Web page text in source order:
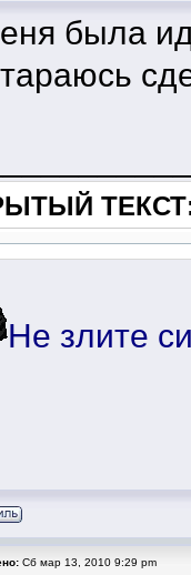
была
Не злите
Сб мар 13, 2010 9:29 pm